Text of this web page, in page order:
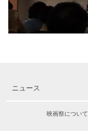
ニュース
映画祭について